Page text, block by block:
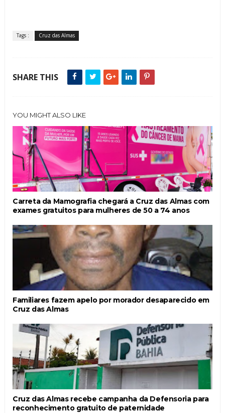
Tags : Cruz das Almas
SHARE THIS
YOU MIGHT ALSO LIKE
Carreta da Mamografia chegará a Cruz das Almas com
exames gratuitos para mulheres de 50 a 74 anos
Familiares fazem apelo por morador desaparecido em
Cruz das Almas
Cruz das Almas recebe campanha da Defensoria para
reconhecimento gratuito de paternidade